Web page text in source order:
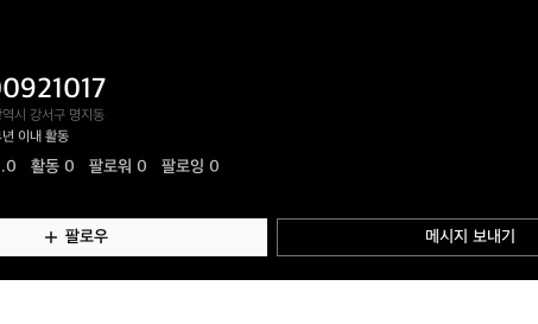
역시 강서구 명지동
이내 활동
활동 0 팔로워 0 팔로잉 0
팔로우 메시지 보내기